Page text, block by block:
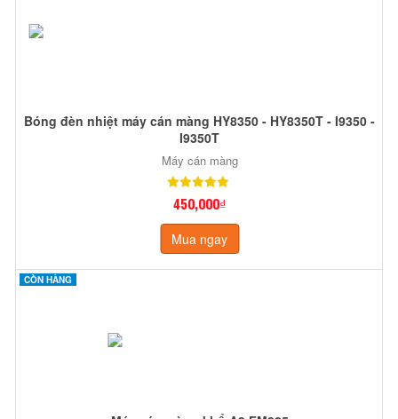
Bóng đèn nhiệt máy cán màng HY8350 - HY8350T - I9350 -
I9350T
Máy cán màng
450,000₫
Mua ngay
CÒN HÀNG